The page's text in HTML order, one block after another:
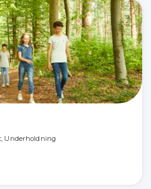
Underholdning